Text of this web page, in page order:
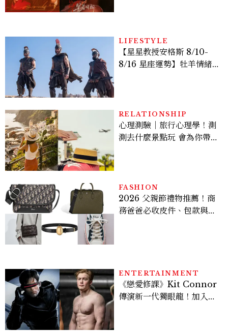
LIFESTYLE
【星星教授安格斯 8/10-
8/16 星座運勢】牡羊情緒
RELATIONSHIP
心理測驗｜旅行心理學！測
測去什麼景點玩 會為你帶來
FASHION
2026 父親節禮物推薦！商
務爸爸必收皮件、包款與鞋
ENTERTAINMENT
《戀愛修課》Kit Connor
傳演新一代獨眼龍！加入新